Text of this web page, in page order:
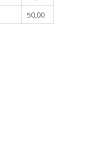
50,00